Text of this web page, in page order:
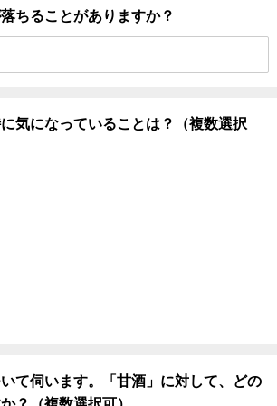
ちることがありますか？
気になっていることは？（複数選択
て伺います。「甘酒」に対して、どの